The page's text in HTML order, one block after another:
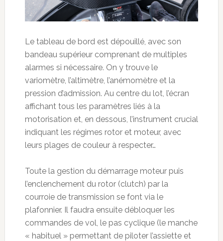
Le tableau de bord est dépouillé, avec son
bandeau supérieur comprenant de multiples
alarmes si nécessaire. On y trouve le
variomètre, l’altimètre, l’anémomètre et la
pression d’admission. Au centre du lot, l’écran
affichant tous les paramètres liés à la
motorisation et, en dessous, l’instrument crucial
indiquant les régimes rotor et moteur, avec
leurs plages de couleur à respecter…
Toute la gestion du démarrage moteur puis
l’enclenchement du rotor (clutch) par la
courroie de transmission se font via le
plafonnier. Il faudra ensuite débloquer les
commandes de vol, le pas cyclique (le manche
« habituel » permettant de piloter l’assiette et